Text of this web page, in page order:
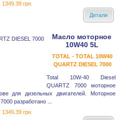
1349.39 грн.
Детали
Масло моторное
10W40 5L
TOTAL - TOTAL 10W40
QUARTZ DIESEL 7000
Total 10W-40 Diesel
QUARTZ 7000 моторное
для дизельных двигателей. Моторное
разработано ...
1349.39 грн.